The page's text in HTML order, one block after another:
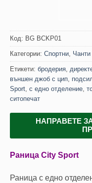
Код: BG BCKP01
Категории: Спортни, Чанти
Етикети: бродерия,
външен джоб с цип,
Sport, с едно отделение,
ситопечат
НАПРАВЕТЕ
Раница City Sport
Раница с едно